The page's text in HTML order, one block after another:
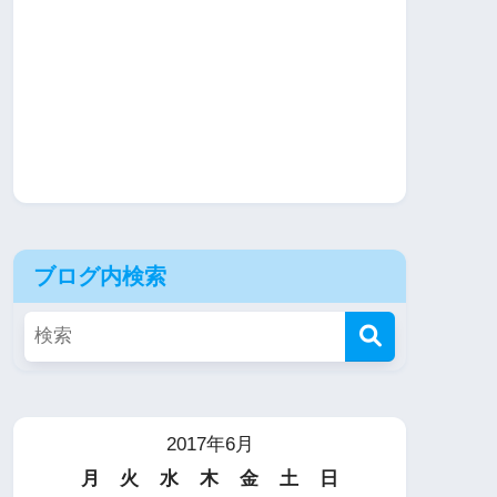
ブログ内検索
2017年6月
月
火 水 木 金 土 日